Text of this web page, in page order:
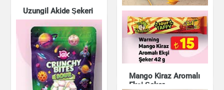
Eti Keyfince Rulo
Gofretli Çikolata 70
Yulaflı Bisküvi
Çikolata & Bisküvi &
Uzungil Akide Şekeri
Çikolata & Bisküvi &
Kuruyemiş
Mango Kiraz Aromalı
Ekşi Şeker